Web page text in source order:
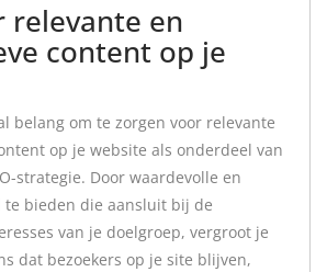
relevante en
content op je
belang om te zorgen voor relevante
op je website als onderdeel van
strategie. Door waardevolle en
bieden die aansluit bij de
van je doelgroep, vergroot je
dat bezoekers op je site blijven,